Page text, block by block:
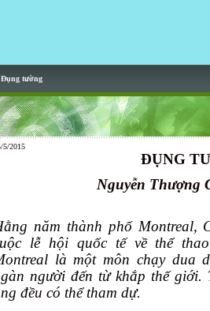
Đụng tường
5/2015
ĐỤNG
Nguyễn Thượng
năm thành phố Montreal,
lễ hội quốc tế về thể
là một môn chạy dua
người đến từ khắp thế
đều có thể tham dự.